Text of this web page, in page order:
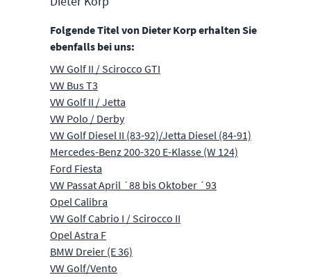
Folgende Titel von Dieter Korp erhalten Sie
ebenfalls bei uns:
VW Golf II / Scirocco GTI
VW Bus T3
VW Golf II / Jetta
VW Polo / Derby
VW Golf Diesel II (83-92)/Jetta Diesel (84-91)
Mercedes-Benz 200-320 E-Klasse (W 124)
Ford Fiesta
VW Passat April ´88 bis Oktober ´93
Opel Calibra
VW Golf Cabrio I / Scirocco II
Opel Astra F
BMW Dreier (E 36)
VW Golf/Vento